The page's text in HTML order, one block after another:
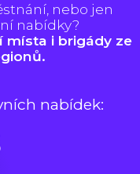
nebo jen
nabídky?
místa i brigády ze
nabídek: